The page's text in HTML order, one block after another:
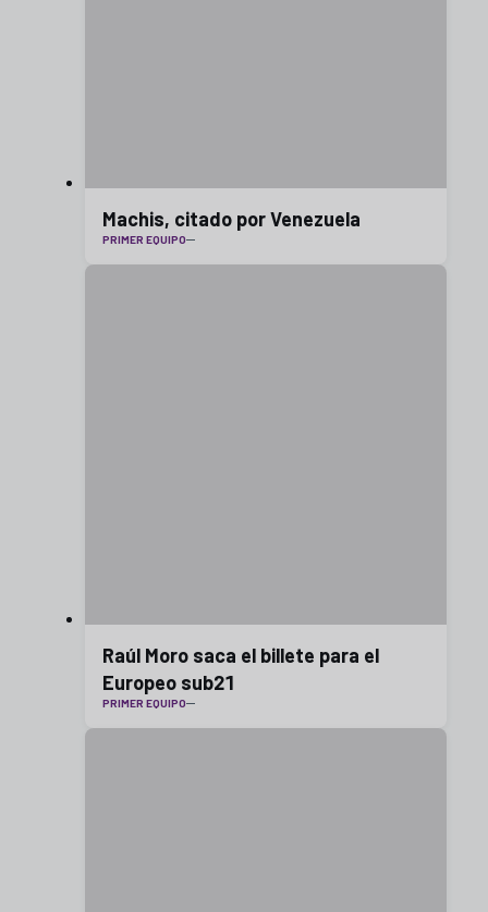
Machis, citado por Venezuela
PRIMER EQUIPO
Raúl Moro saca el billete para el
Europeo sub21
PRIMER EQUIPO